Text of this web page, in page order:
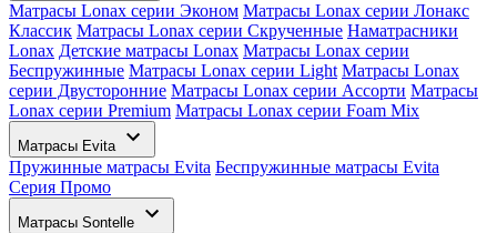
Матрасы Lonax серии Эконом Матрасы Lonax серии Лонакс
Классик Матрасы Lonax серии Скрученные Наматрасники
Lonax Детские матрасы Lonax Матрасы Lonax серии
Беспружинные Матрасы Lonax серии Light Матрасы Lonax
серии Двусторонние Матрасы Lonax серии Ассорти Матрасы
Lonax серии Premium Матрасы Lonax серии Foam Mix
Матрасы Evita
Пружинные матрасы Evita Беспружинные матрасы Evita
Серия Промо
Матрасы Sontelle